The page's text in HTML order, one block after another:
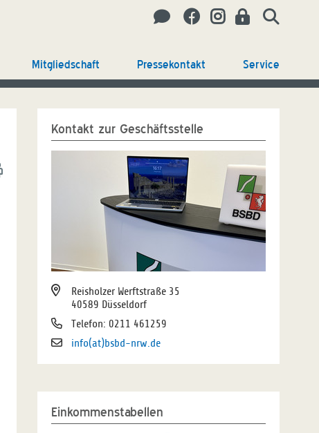
Mitgliedschaft Pressekontakt Service
Kontakt zur Geschäftsstelle
Reisholzer Werftstraße 35
40589 Düsseldorf
Telefon: 0211 461259
info(at)bsbd-nrw.de
Einkommenstabellen